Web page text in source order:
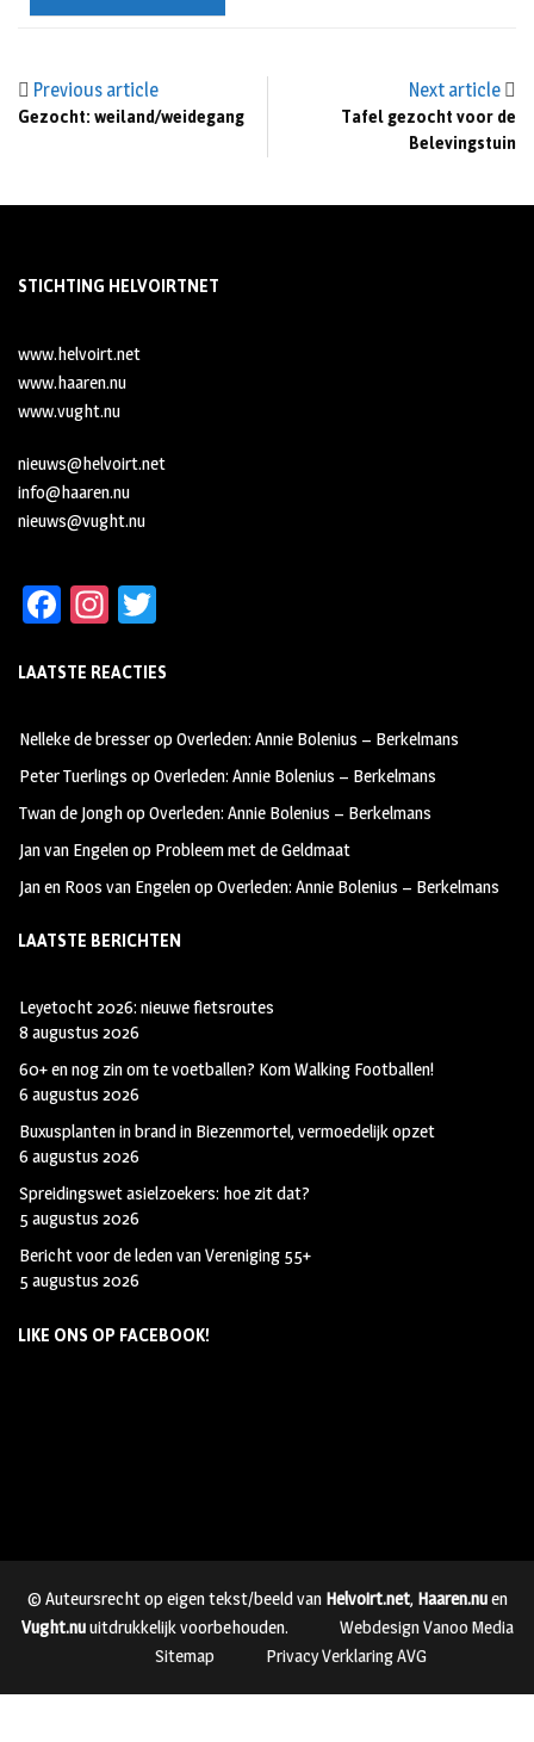
Previous article
Gezocht: weiland/weidegang
Next article
Tafel gezocht voor de
Belevingstuin
STICHTING HELVOIRTNET
www.helvoirt.net
www.haaren.nu
www.vught.nu
nieuws@helvoirt.net
info@haaren.nu
nieuws@vught.nu
Fa
b
oo
k
In
ag
m
tt
LAATSTE REACTIES
Nelleke de bresseropOverleden: Annie Bolenius – Berkelmans
Peter Tuerlings opOverleden: Annie Bolenius – Berkelmans
Twan de JonghopOverleden: Annie Bolenius – Berkelmans
Jan van Engelenop Probleem met de Geldmaat
Jan en Roos van EngelenopOverleden: Annie Bolenius – Berkelmans
LAATSTE BERICHTEN
Leyetocht 2026: nieuwe fietsroutes
8 augustus 2026
60+ en nog zin om te voetballen? Kom Walking Footballen!
6 augustus 2026
Buxusplanten in brand in Biezenmortel, vermoedelijk opzet
6 augustus 2026
Spreidingswet asielzoekers: hoe zit dat?
5 augustus 2026
Bericht voor de leden van Vereniging 55+
5 augustus 2026
LIKE ONS OP FACEBOOK!
© Auteursrecht op eigen tekst/beeld van Helvoirt.net, Haaren.nuen
Vught.nuuitdrukkelijk voorbehouden.
Webdesign Vanoo Media
Sitemap
Privacy Verklaring AVG